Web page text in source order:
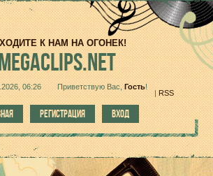
К НАМ НА ОГОНЕК!
06:26 Приветствую Вас Гость!
|RSS
РЕГИСТРАЦИЯ ВХОД